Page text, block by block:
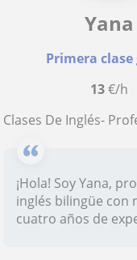
Yana
Primera
13€/h
Clases De Inglés-
¡Hola! Soy Yana,
inglés bilingüe con
cuatro años de